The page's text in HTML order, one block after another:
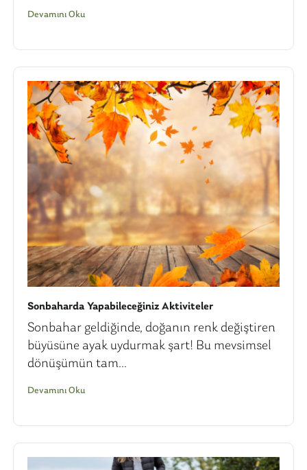
Devamını Oku
Sonbaharda Yapabileceğiniz Aktiviteler
Sonbahar geldiğinde, doğanın renk değiştiren
büyüsüne ayak uydurmak şart! Bu mevsimsel
dönüşümün tam...
Devamını Oku